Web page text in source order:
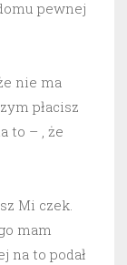
pewnej
nie ma
płacisz
to – , że
Mi czek.
mam
na to podał